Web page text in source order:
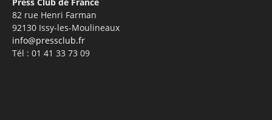
82 rue Henri Farman
92130 Issy-les-Moulineaux
info@pressclub.fr
Tél : 01 41 33 73 09